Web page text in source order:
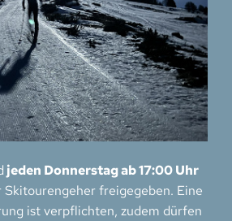
jeden Donnerstag ab 17:00 Uhr
freigegeben. Eine
ist verpflichten, zudem dürfen